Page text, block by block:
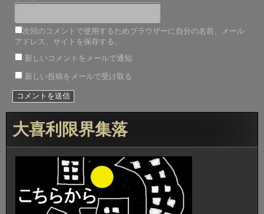
次回のコメントで使用するためブラウザーに自分の名前、メール
アドレス、サイトを保存する。
新しいコメントをメールで通知
新しい投稿をメールで受け取る
大喜利限界集落